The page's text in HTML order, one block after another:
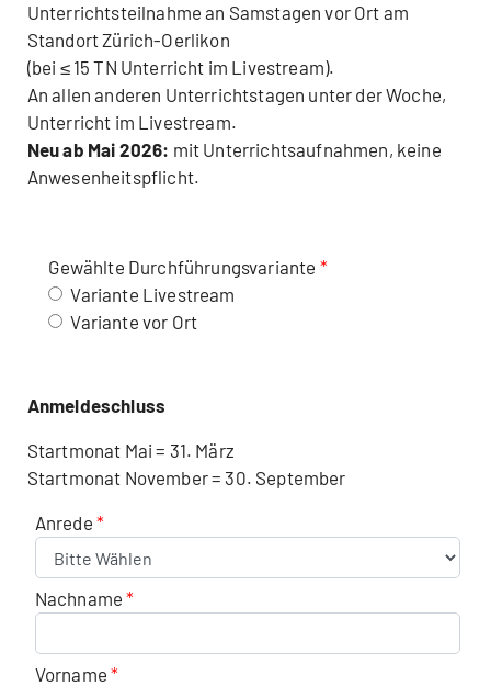
Unterrichtsteilnahme an Samstagen vor Ort am
Standort Zürich-Oerlikon
(bei ≤ 15 TN Unterricht im Livestream).
An allen anderen Unterrichtstagen unter der Woche,
Unterricht im Livestream.
Neu ab Mai 2026: mit Unterrichtsaufnahmen, keine
Anwesenheitspflicht.
Gewählte Durchführungsvariante
Variante Livestream
Variante vor Ort
Anmeldeschluss
Startmonat Mai = 31. März
Startmonat November = 30. September
Anrede
Nachname
Vorname